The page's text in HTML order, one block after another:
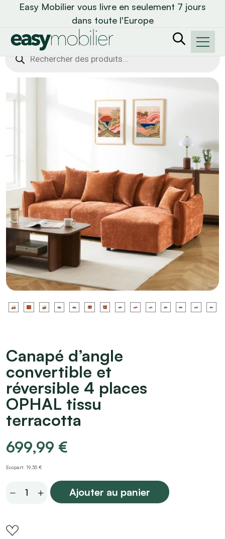
Easy Mobilier vous livre en seulement 7 jours
dans toute l'Europe
Recherche
de
Canapé d’angle
convertible et
réversible 4 places
OPHAL tissu
terracotta
699,99 €
Ecopart: 19,35 €
Canapé
et
Ajouter au panier